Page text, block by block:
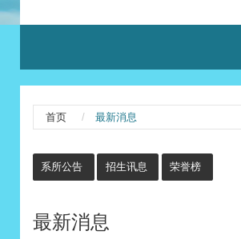
首页 最新消息
系所公告 招生讯息 荣誉榜
最新消息